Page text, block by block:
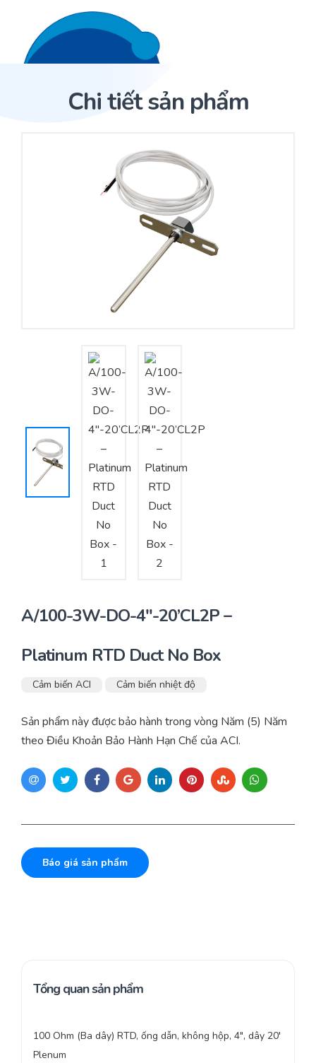
Trang Chủ
Cảm biến ACI
Nhà phân phối cảm biến
Nhà sản xuất thiết bị điều khiển
Cung cấp giải pháp quản lý cho toà nhà (BMS)
Tư vấn – Thiết kế – Cung cấp thiết bị HVAC
Tư vấn thiết kế, thi công tủ điều khiển
Thi công – Lắp đặt hệ thống HVAC
Chi tiết sản phẩm
A/100-3W-DO-4″-20’CL2P –
Platinum RTD Duct No Box
Cảm biến ACI Cảm biến nhiệt độ
Sản phẩm này được bảo hành trong vòng Năm (5) Năm
theo Điều Khoản Bảo Hành Hạn Chế của ACI.
Báo giá sản phẩm
Tổng quan sản phẩm
100 Ohm (Ba dây) RTD, ống dẫn, không hộp, 4″, dây 20′
Plenum